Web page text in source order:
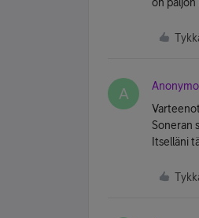
A
Soneran
Itselläni